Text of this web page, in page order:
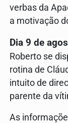
verbas da
a motivação
Dia 9 de
Roberto se
rotina de
intuito de
parente da
As